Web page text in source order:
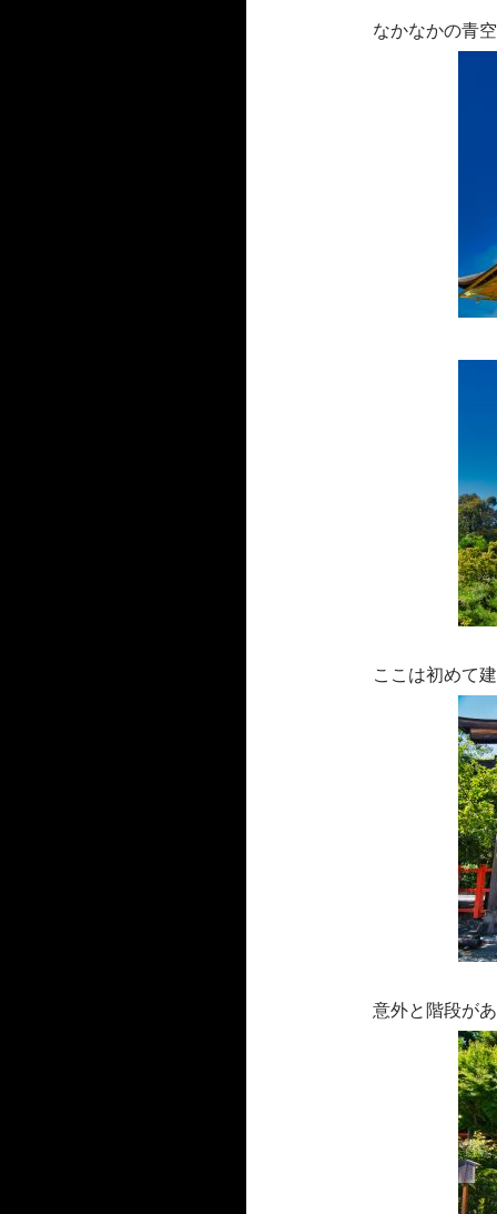
なかなかの青空
ここは初めて
意外と階段が